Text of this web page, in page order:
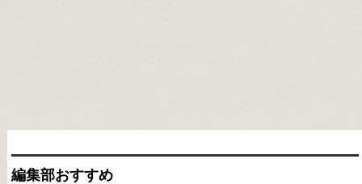
編集部おすすめ